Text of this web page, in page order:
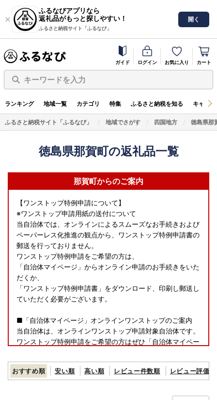
ふるなびアプリなら
返礼品がもっと探しやすい！
ふるさと納税サイト「ふるなび」
開く
ガイド ログイン お気に入り カート
キーワードを入力
ランキング 地域一覧 カテゴリ 特集 ふるさと納税を知る キャン
ふるさと納税サイト「ふるなび」 地域でさがす 四国地方 徳島県那
徳島県那賀町の返礼品一覧
那賀町からのご案内
【ワンストップ特例申請について】
※ワンストップ申請用紙の送付について
当自治体では、オンラインによるスムーズなお手続きおよび
ペーパーレス化推進の観点から、ワンストップ特例申請書の
郵送を行っておりません。
ワンストップ特例申請をご希望の方は、
「自治体マイページ」からオンライン申請のお手続きをいた
だくか、
「ワンストップ特例申請書」をダウンロード、印刷し郵送し
ていただく必要がございます。
■「自治体マイページ」オンラインワンストップのご案内
当自治体は、オンラインワンストップ申請対象自治体です。
ワンストップ特例申請をご希望の方はぜひ「自治体マイペー
※自治体マイページへの登録が必要となります。
・自治体マイページ
■ワンストップ特例申請書（紙面）をご提出される場合
おすすめ順 安い順 高い順 レビュー件数順 レビュー評価順